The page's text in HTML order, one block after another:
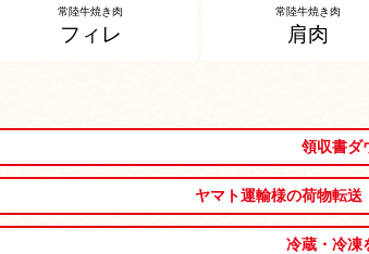
常陸牛焼き肉
フィレ
常陸牛焼き肉
肩肉
領収書ダ
ヤマト運輸様の荷物転
冷蔵・冷凍